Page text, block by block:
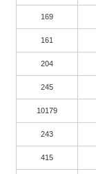
169
161
204
245
10179
243
415